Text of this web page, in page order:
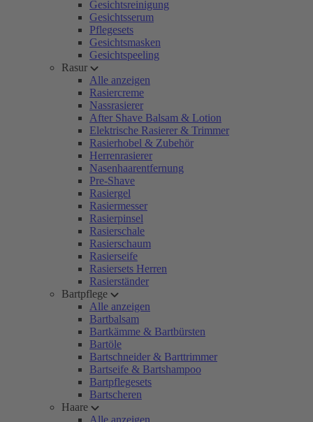
Gesichtsreinigung
Gesichtsserum
Pflegesets
Gesichtsmasken
Gesichtspeeling
Rasur
Alle anzeigen
Rasiercreme
Nassrasierer
After Shave Balsam & Lotion
Elektrische Rasierer & Trimmer
Rasierhobel & Zubehör
Herrenrasierer
Nasenhaarentfernung
Pre-Shave
Rasiergel
Rasiermesser
Rasierpinsel
Rasierschale
Rasierschaum
Rasierseife
Rasiersets Herren
Rasierständer
Bartpflege
Alle anzeigen
Bartbalsam
Bartkämme & Bartbürsten
Bartöle
Bartschneider & Barttrimmer
Bartseife & Bartshampoo
Bartpflegesets
Bartscheren
Haare
Alle anzeigen